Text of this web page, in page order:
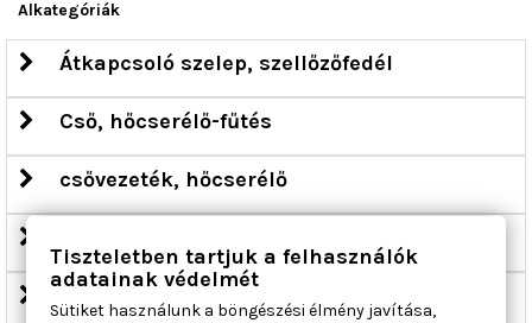
Alkategóriák
Átkapcsoló szelep, szellőzőfedél
Cső, hőcserélő-fűtés
csővezeték, hőcserélő
Tiszteletben tartjuk a felhasználók
adatainak védelmét
Sütiket használunk a böngészési élmény javítása,